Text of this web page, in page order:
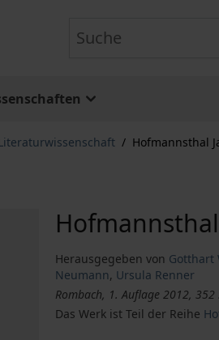
/ Hofmannsthal
Herausgegeben von Gotthart
Neumann, Ursula Renner
Rombach, 1. Auflage 2012, 352
Das Werk ist Teil der Reihe